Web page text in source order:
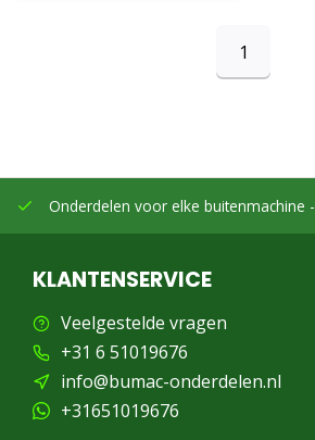
1
Onderdelen voor elke buitenmachine -
KLANTENSERVICE
Veelgestelde vragen
+31 6 51019676
info@bumac-onderdelen.nl
+31651019676